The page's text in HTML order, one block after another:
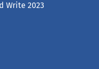
Write 2023